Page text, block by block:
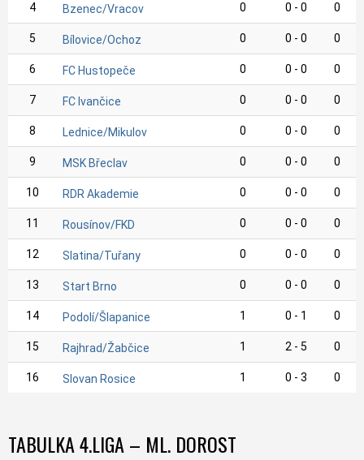
4 Bzenec/Vracov 0 0 - 0 0
5 Bílovice/Ochoz 0 0 - 0 0
6 FC Hustopeče 0 0 - 0 0
7 FC Ivančice 0 0 - 0 0
8 Lednice/Mikulov 0 0 - 0 0
9 MSK Břeclav 0 0 - 0 0
10 RDR Akademie 0 0 - 0 0
11 Rousínov/FKD 0 0 - 0 0
12 Slatina/Tuřany 0 0 - 0 0
13 Start Brno 0 0 - 0 0
14 Podolí/Šlapanice 1 0 - 1 0
15 Rajhrad/Žabčice 1 2 - 5 0
16 Slovan Rosice 1 0 - 3 0
TABULKA 4.LIGA – ML. DOROST